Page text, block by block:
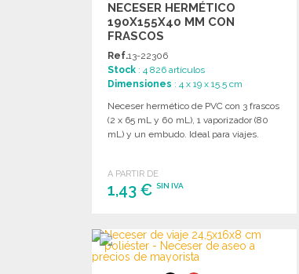
NECESER HERMÉTICO
190X155X40 MM CON
FRASCOS
Ref.13-22306
Stock : 4 826 artículos
Dimensiones : 4 x 19 x 15.5 cm
Neceser hermético de PVC con 3 frascos
(2 x 65 mL y 60 mL), 1 vaporizador (80
mL) y un embudo. Ideal para viajes.
A PARTIR DE
1,43 € SIN IVA
Solicitar un presupuesto